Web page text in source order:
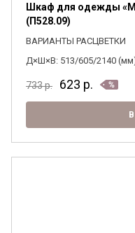
Шкаф для одежды
(П528.09)
ВАРИАНТЫ РАСЦВЕТКИ
Д×Ш×В: 513/605/2140
733р. 623 р.